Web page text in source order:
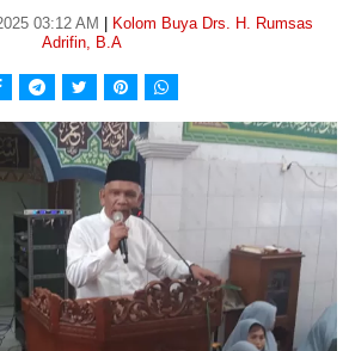
03:12 AM
Kolom Buya Drs. H. Rumsas
Adrifin, B.A